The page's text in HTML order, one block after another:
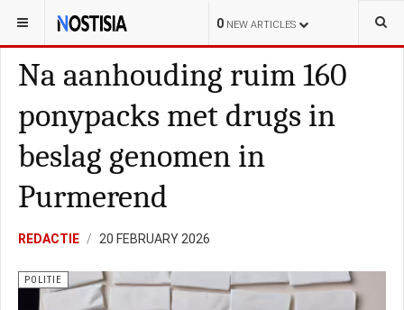
0 NEW ARTICLES
YOU ARE HERE: NEDERLAND
Na aanhouding ruim 160
ponypacks met drugs in
beslag genomen in
Purmerend
REDACTIE 20 FEBRUARY 2026
POLITIE